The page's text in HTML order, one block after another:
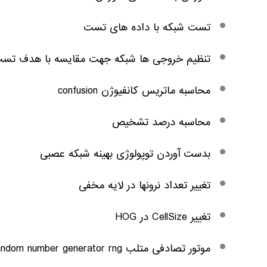
تست شبکه با داده های تست
تنظیم خروجی ها شبکه جهت مقایسه با هدف
محاسبه ماتریس کانفیوژن confusion
محاسبه درصد تشخیص
بدست آوردن توپولوژی بهینه شبکه عصبی
تغییر تعداد نرونها در لایه مخفی
تغییر CellSize در HOG
موتور تصادفی متلب random number generator rng